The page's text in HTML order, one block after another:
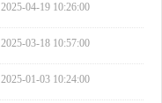
2025-04-19 10:26:00
2025-03-18 10:57:00
2025-01-03 10:24:00